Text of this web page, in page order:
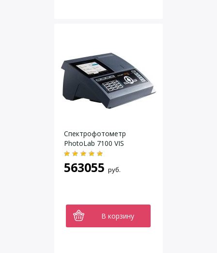
Спектрофотометр
PhotoLab 7100 VIS
563055 руб.
В корзину